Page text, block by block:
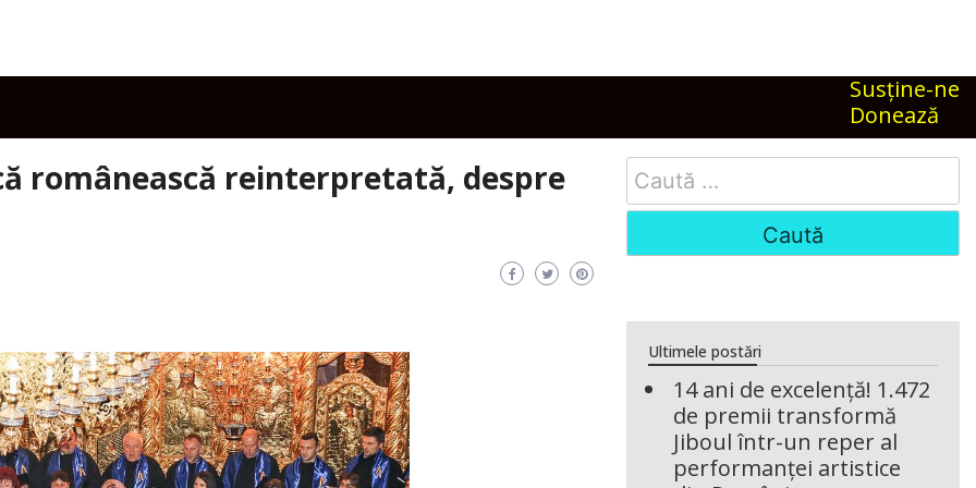
Susţine-ne
Donează
românească reinterpretată, despre
Search
for:
Ultimele postări
14 ani de excelență! 1.472
de premii transformă
Jiboul într-un reper al
performanței artistice